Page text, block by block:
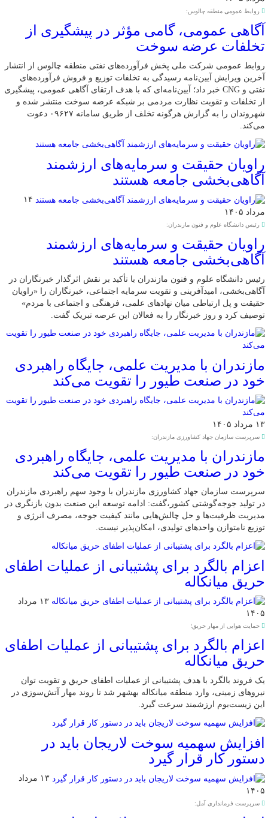
روابط عمومی منطقه چالوس:
آگاهی عمومی، گامی مؤثر در پیشگیری از
تخلفات عرضه سوخت
روابط عمومی شرکت ملی پخش فرآورده‌های نفتی منطقه چالوس از انتشار
آخرین ویرایش آیین‌نامه رسیدگی به تخلفات توزیع و فروش فرآورده‌های
نفتی و CNG خبر داد؛ آیین‌نامه‌ای که با هدف ارتقای آگاهی عمومی، پیشگیری
از تخلفات و تقویت نظارت مردمی بر شبکه عرضه سوخت منتشر شده و
شهروندان را به گزارش هرگونه تخلف از طریق سامانه ۰۹۶۲۷ دعوت
می‌کند.
راویان حقیقت و سرمایه‌های ارزشمند
آگاهی‌بخشی جامعه هستند
۱۴
مرداد ۱۴۰۵
رئیس دانشگاه علوم و فنون مازندران:
راویان حقیقت و سرمایه‌های ارزشمند
آگاهی‌بخشی جامعه هستند
رئیس دانشگاه علوم و فنون مازندران با تأکید بر نقش اثرگذار خبرنگاران در
آگاهی‌بخشی، امیدآفرینی و تقویت سرمایه اجتماعی، خبرنگاران را «راویان
حقیقت و پل ارتباطی میان نهادهای علمی، فرهنگی و اجتماعی با مردم»
توصیف کرد و روز خبرنگار را به فعالان این عرصه تبریک گفت.
مازندران با مدیریت علمی، جایگاه راهبردی
خود در صنعت طیور را تقویت می‌کند
۱۳ مرداد ۱۴۰۵
سرپرست سازمان جهاد کشاورزی مازندران:
مازندران با مدیریت علمی، جایگاه راهبردی
خود در صنعت طیور را تقویت می‌کند
سرپرست سازمان جهاد کشاورزی مازندران با وجود سهم راهبردی مازندران
در تولید جوجه‌گوشتی کشور،گفت: ادامه توسعه این صنعت بدون بازنگری در
مدیریت ظرفیت‌ها و حل چالش‌هایی مانند کیفیت جوجه، مصرف انرژی و
توزیع نامتوازن واحدهای تولیدی، امکان‌پذیر نیست.
اعزام بالگرد برای پشتیبانی از عملیات اطفای
حریق میانکاله
۱۳ مرداد
۱۴۰۵
حمایت هوایی از مهار حریق؛
اعزام بالگرد برای پشتیبانی از عملیات اطفای
حریق میانکاله
یک فروند بالگرد با هدف پشتیبانی از عملیات اطفای حریق و تقویت توان
نیروهای زمینی، وارد منطقه میانکاله بهشهر شد تا روند مهار آتش‌سوزی در
این زیست‌بوم ارزشمند سرعت گیرد.
افزایش سهمیه سوخت لاریجان باید در
دستور کار قرار گیرد
۱۳ مرداد
۱۴۰۵
سرپرست فرمانداری آمل: